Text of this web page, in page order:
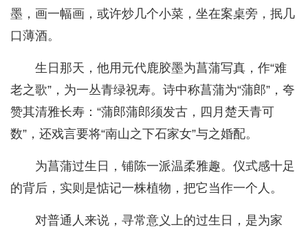
墨，画一幅画，或许炒几个小菜，坐在案桌旁，抿几
口薄酒。
生日那天，他用元代鹿胶墨为菖蒲写真，作“难
老之歌”，为一丛青绿祝寿。诗中称菖蒲为“蒲郎”，夸
赞其清雅长寿：“蒲郎蒲郎须发古，四月楚天青可
数”，还戏言要将“南山之下石家女”与之婚配。
为菖蒲过生日，铺陈一派温柔雅趣。仪式感十足
的背后，实则是惦记一株植物，把它当作一个人。
对普通人来说，寻常意义上的过生日，是为家